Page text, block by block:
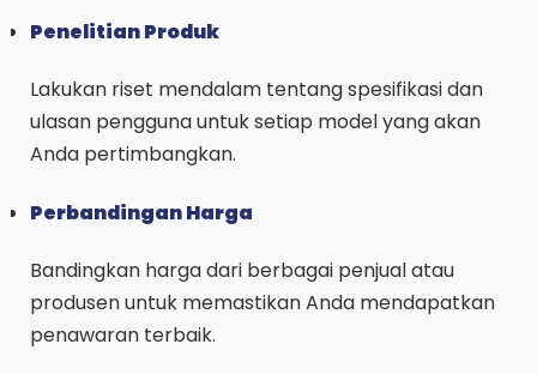
Penelitian Produk
Lakukan riset mendalam tentang spesifikasi dan
ulasan pengguna untuk setiap model yang akan
Anda pertimbangkan.
Perbandingan Harga
Bandingkan harga dari berbagai penjual atau
produsen untuk memastikan Anda mendapatkan
penawaran terbaik.